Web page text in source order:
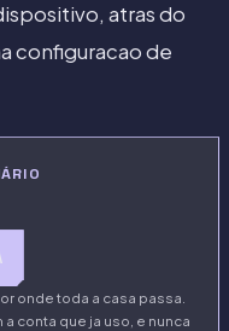
atras do
configuracao de
onde toda a casa passa.
conta que ja uso, e nunca